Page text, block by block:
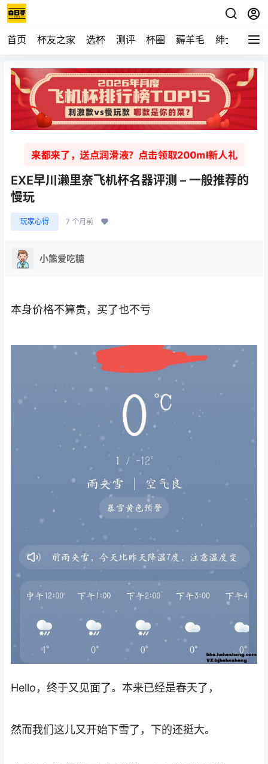
首页 杯友之家 选杯 测评 杯圈 薅羊毛 绅士 视频
来都来了，送点润滑液？点击领取200ml新人礼
EXE早川濑里奈飞机杯名器评测 – 一般推荐的
慢玩
玩家心得 7 个月前
小熊爱吃糖
本身价格不算贵，买了也不亏
Hello，终于又见面了。本来已经是春天了，
然而我们这儿又开始下雪了，下的还挺大。